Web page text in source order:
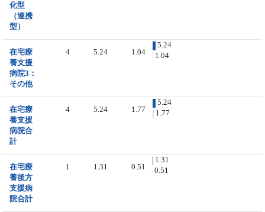
化型
（連携
型）
在宅療
養支援
病院3：
その他
4 5.24 1.04
5.24
1.04
在宅療
養支援
病院合
計
4 5.24 1.77
5.24
1.77
在宅療
養後方
支援病
院合計
1 1.31 0.51
1.31
0.51